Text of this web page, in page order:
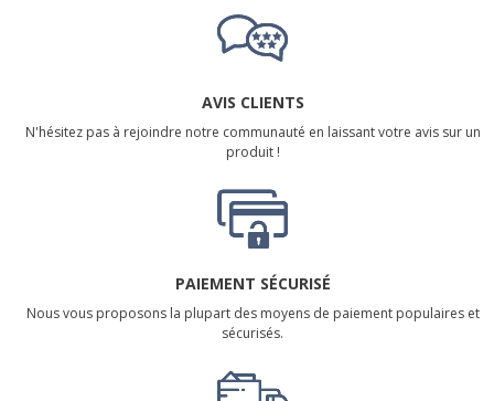
AVIS CLIENTS
N'hésitez pas à rejoindre notre communauté en laissant votre avis sur un
produit !
PAIEMENT SÉCURISÉ
Nous vous proposons la plupart des moyens de paiement populaires et
sécurisés.